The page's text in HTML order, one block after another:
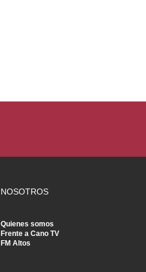
NOSOTROS
Quienes somos
Frente a Cano TV
FM Altos